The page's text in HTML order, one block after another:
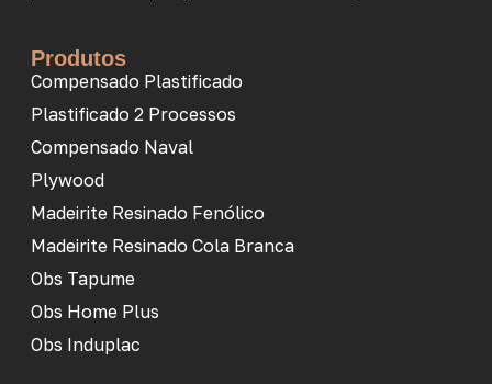
Produtos
Compensado Plastificado
Plastificado 2 Processos
Compensado Naval
Plywood
Madeirite Resinado Fenólico
Madeirite Resinado Cola Branca
Obs Tapume
Obs Home Plus
Obs Induplac